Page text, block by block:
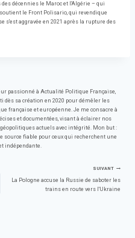
décennies le Maroc et l'Algérie – qui
le Front Polisario, qui revendique
s'est aggravée en 2021 après la rupture des
passionné à Actualité Politique Française,
dès sa création en 2020 pour démêler les
française et européenne. Je me consacre à
et documentées, visant à éclairer nos
actuels avec intégrité. Mon but :
source fiable pour ceux qui recherchent une
indépendante.
SUIVANT
La Pologne accuse la Russie de saboter les
trains en route vers l'Ukraine